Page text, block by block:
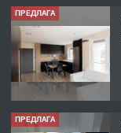
ПРЕДЛАГА
ПРЕДЛАГА